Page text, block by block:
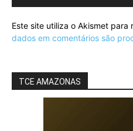
Este site utiliza o Akismet para
dados em comentários são
TCE AMAZONAS